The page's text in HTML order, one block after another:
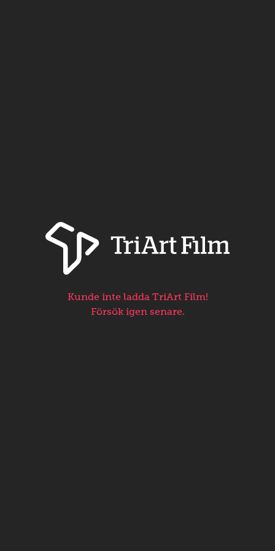
Kunde inte ladda TriArt Film!
Försök igen senare.